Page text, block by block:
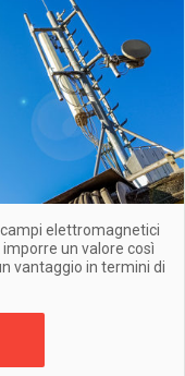
campi elettromagnetici
un valore così
vantaggio in termini di